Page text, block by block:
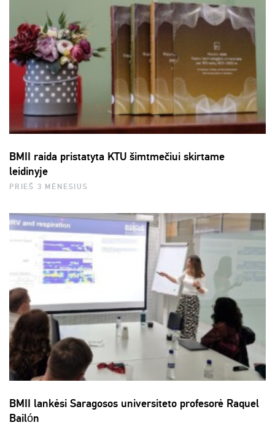
BMII raida pristatyta KTU šimtmečiui skirtame
leidinyje
PRIEŠ 3 MĖNESIUS
BMII lankėsi Saragosos universiteto profesorė Raquel
Bailón